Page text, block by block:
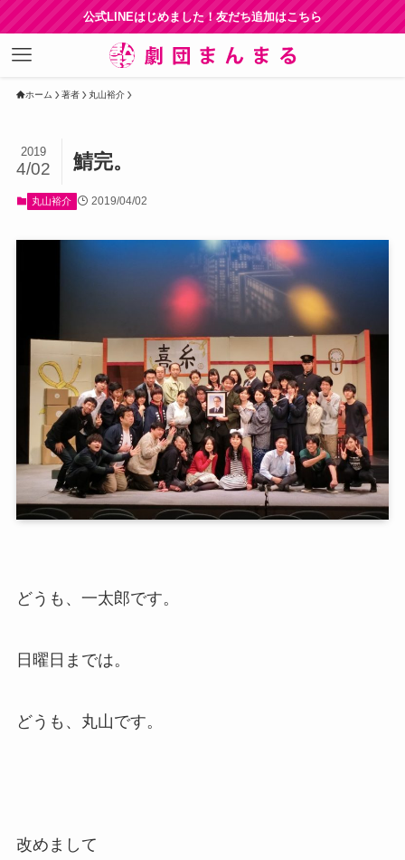
公式LINEはじめました！友だち追加はこちら
ホーム 著者 丸山裕介
鯖完。
2019
4/02
丸山裕介 2019/04/02
どうも、一太郎です。
日曜日までは。
どうも、丸山です。
改めまして